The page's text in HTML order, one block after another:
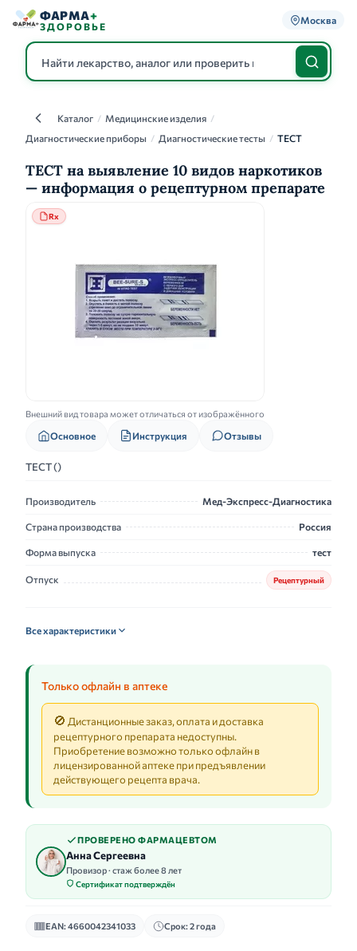
ФАРМА+
ЗДОРОВЬЕ
Москва
КаталогКаталог / Медицинские изделия /
Диагностические приборы / Диагностические тесты / ТЕСТ
ТЕСТ на выявление 10 видов наркотиков
— информация о рецептурном препарате
Rx
Внешний вид товара может отличаться от изображённого
Основное Инструкция Отзывы
ТЕСТ ()
Производитель Мед-Экспресс-Диагностика
Страна производства Россия
Форма выпуска тест
Отпуск Рецептурный
Все характеристики
Только офлайн в аптеке
🚫 Дистанционные заказ, оплата и доставка
рецептурного препарата недоступны.
Приобретение возможно только офлайн в
лицензированной аптеке при предъявлении
действующего рецепта врача.
ПРОВЕРЕНО ФАРМАЦЕВТОМ
Анна Сергеевна
Провизор · стаж более 8 лет
Сертификат подтверждён
EAN: 4660042341033 Срок: 2 года